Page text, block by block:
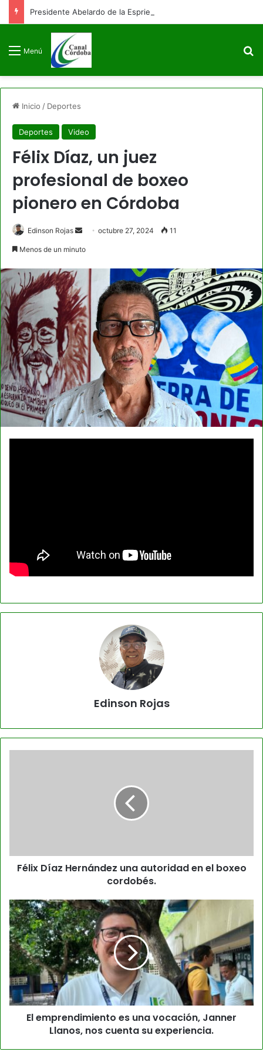
Menú
Inicio / Deportes
Deportes Video
Félix Díaz, un juez
profesional de boxeo
pionero en Córdoba
Edinson Rojas
Sendoctubre 27, 2024 11
Menos de un minuto
Edinson Rojas
Félix Díaz Hernández una autoridad en el boxeo
cordobés.
El emprendimiento es una vocación, Janner
Llanos, nos cuenta su experiencia.